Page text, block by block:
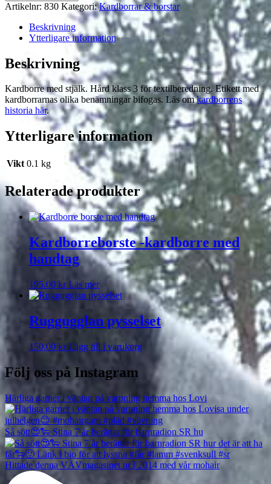
Artikelnr: 830 Kategori:Kardborrar & borstar
Beskrivning
Ytterligare information
Beskrivning
Kardborre med stjälk. Hård klass 3 för textilberedning. Etikett med
kardborrarnas olika benämningar bifogas. Läs omkardborrens
historia här.
Ytterligare information
Vikt 0.1 kg
Relaterade produkter
Kardborreborste -kardborre med
handtag
195.00 kr Läs mer
Ruggugglan pysselset
150.00 kr Lägg till i varukorg
Följ oss på Instagram
Härliga garner i väntan på varpning hemma hos Lovi
Så sött😍🐑 Stina 7 år berättar för barnradion SR hu
Hittade denna VÄVmagasinet nr3 2014 med vår mohair